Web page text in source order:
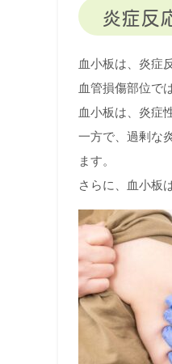
炎症反
血小板は、炎症
血管損傷部位で
血小板は、炎症
一方で、過剰な
ます。
さらに、血小板